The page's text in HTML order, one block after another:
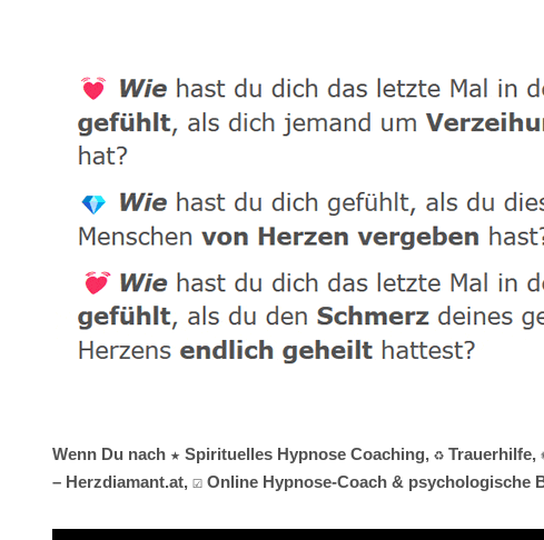
Wenn Du nach ★ Spirituelles Hypnose Coaching, ♻
– Herzdiamant.at, ☑️ Online Hypnose-Coach &